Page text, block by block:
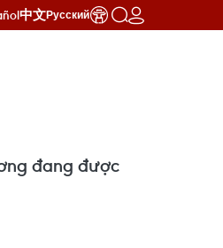
中文Русский
đang được